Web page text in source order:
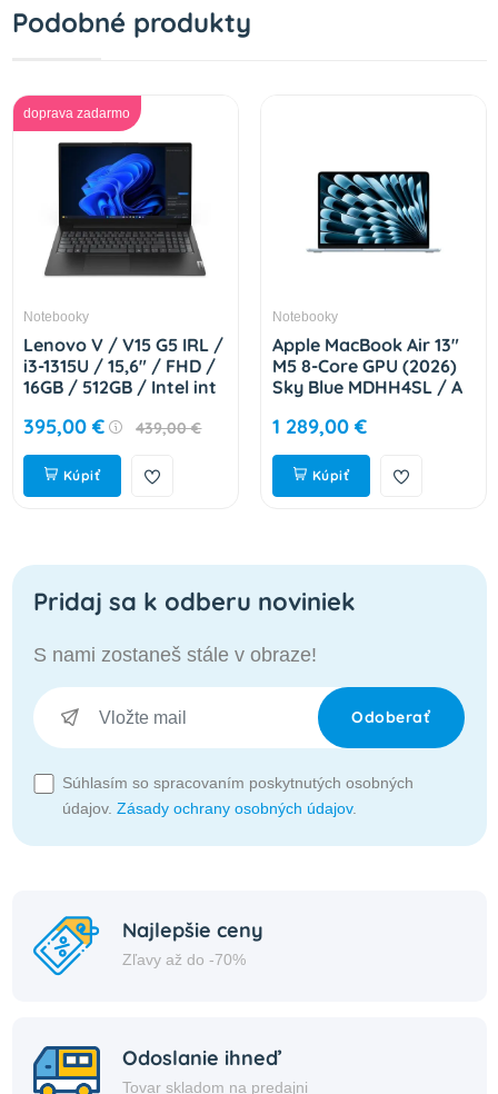
Podobné produkty
doprava zadarmo
Notebooky
Lenovo V / V15 G5 IRL /
i3-1315U / 15,6" / FHD /
16GB / 512GB / Intel int
83GW00B4CK
395,00 € 439,00 €
Kúpiť
Notebooky
Apple MacBook Air 13"
M5 8-Core GPU (2026)
Sky Blue MDHH4SL / A
1 289,00 €
Kúpiť
Pridaj sa k odberu noviniek
S nami zostaneš stále v obraze!
Odoberať
Súhlasím so spracovaním poskytnutých osobných
údajov. Zásady ochrany osobných údajov.
Najlepšie ceny
Zľavy až do -70%
Odoslanie ihneď
Tovar skladom na predajni